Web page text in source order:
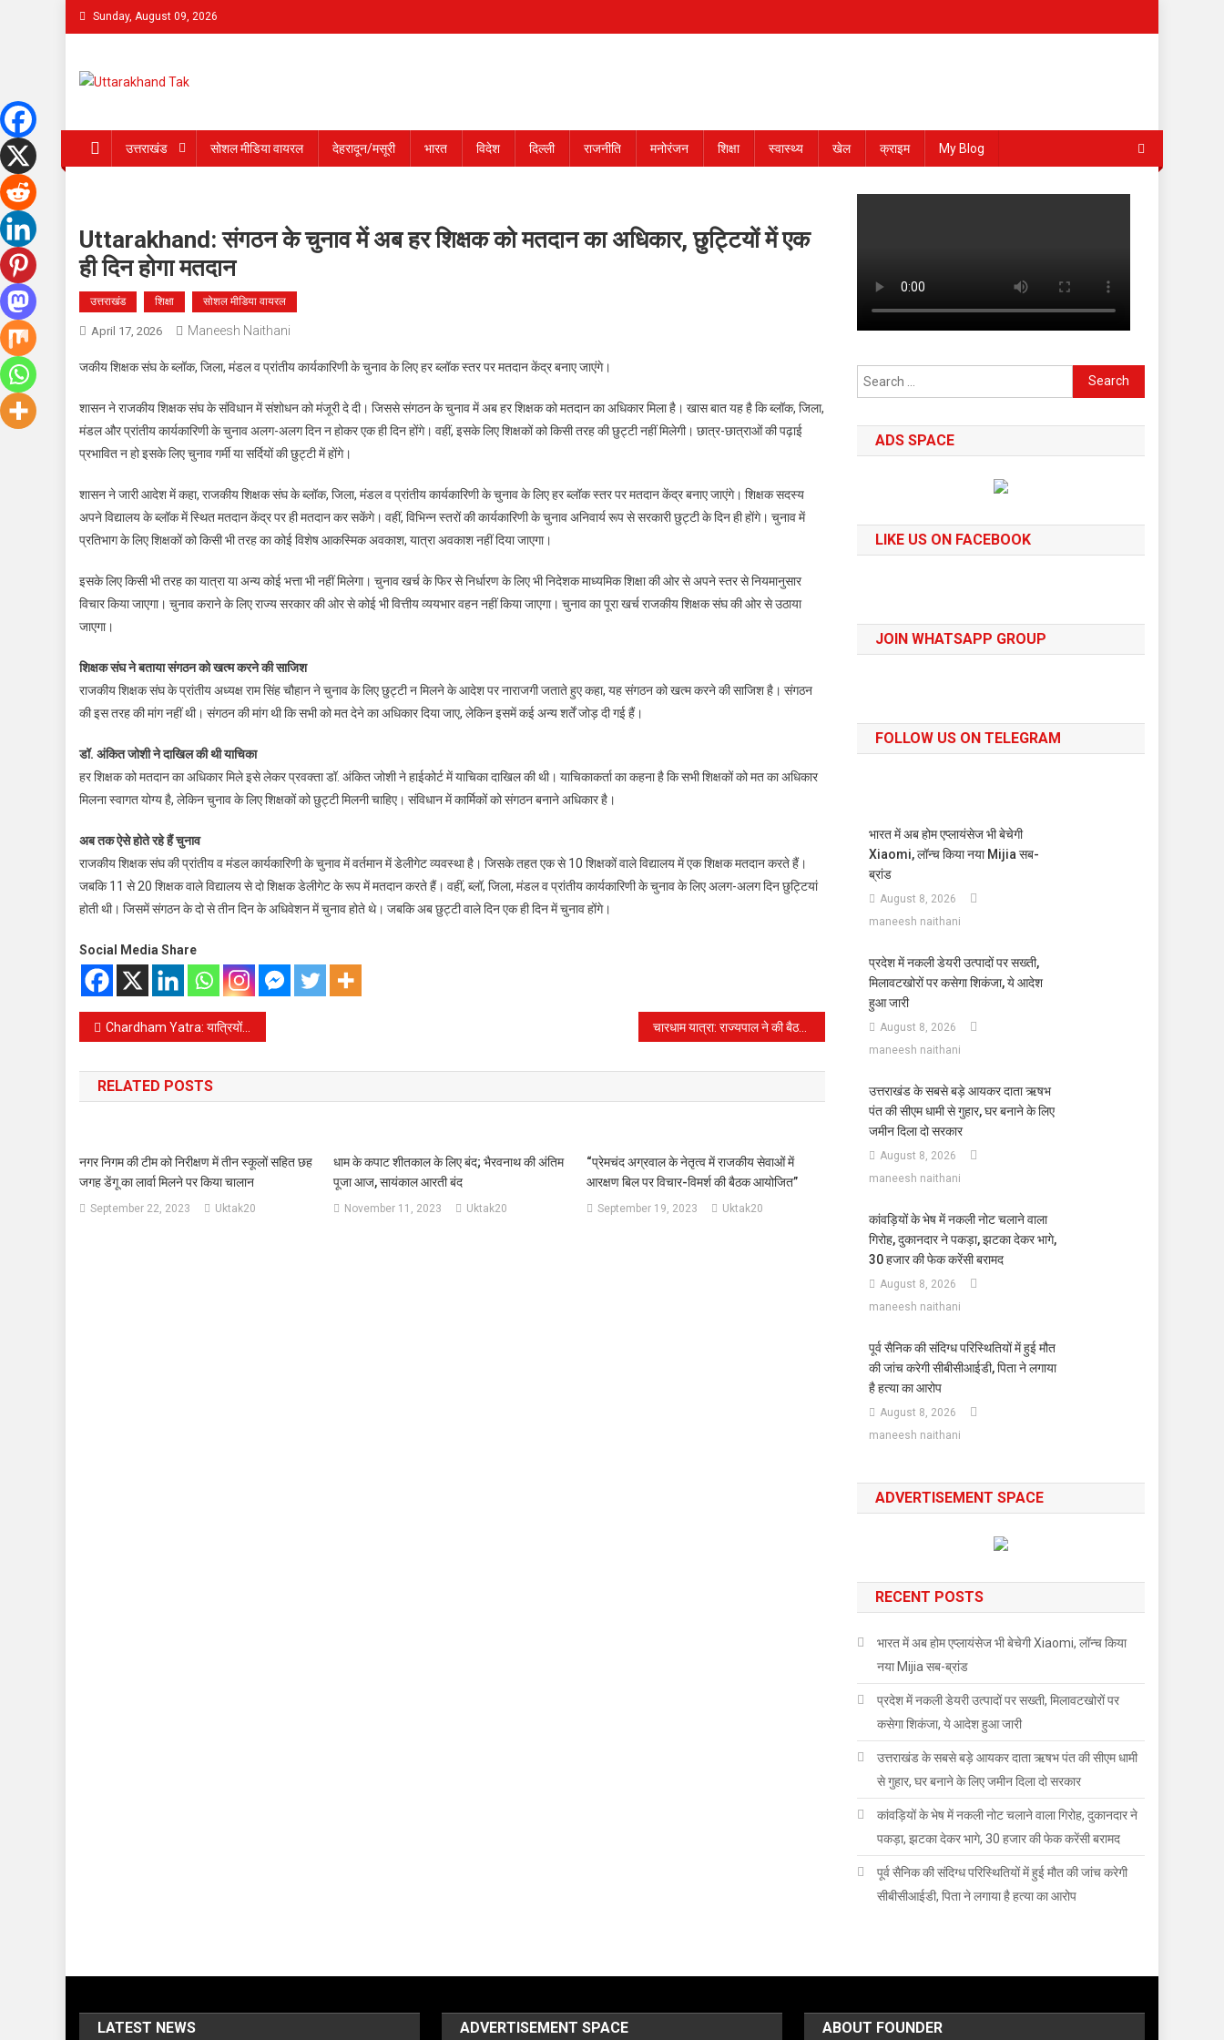
Skip
to
Sunday, August 09, 2026
उत्तराखंड सोशल मीडिया वायरल देहरादून/मसूरी भारत विदेश दिल्ली राजनीति मनोरंजन शिक्षा स्वास्थ्य खेल क्राइम My Blog
Uttarakhand: संगठन के चुनाव में अब हर शिक्षक को मतदान का अधिकार, छुट्टियों में एक
ही दिन होगा मतदान
उत्तराखंड शिक्षा सोशल मीडिया वायरल
April 17, 2026 Maneesh Naithani
जकीय शिक्षक संघ के ब्लॉक, जिला, मंडल व प्रांतीय कार्यकारिणी के चुनाव के लिए हर ब्लॉक स्तर पर मतदान केंद्र बनाए जाएंगे।
शासन ने राजकीय शिक्षक संघ के संविधान में संशोधन को मंजूरी दे दी। जिससे संगठन के चुनाव में अब हर शिक्षक को मतदान का अधिकार मिला है। खास बात यह है कि ब्लॉक, जिला,
मंडल और प्रांतीय कार्यकारिणी के चुनाव अलग-अलग दिन न होकर एक ही दिन होंगे। वहीं, इसके लिए शिक्षकों को किसी तरह की छुट्टी नहीं मिलेगी। छात्र-छात्राओं की पढ़ाई
प्रभावित न हो इसके लिए चुनाव गर्मी या सर्दियों की छुट्टी में होंगे।
शासन ने जारी आदेश में कहा, राजकीय शिक्षक संघ के ब्लॉक, जिला, मंडल व प्रांतीय कार्यकारिणी के चुनाव के लिए हर ब्लॉक स्तर पर मतदान केंद्र बनाए जाएंगे। शिक्षक सदस्य
अपने विद्यालय के ब्लॉक में स्थित मतदान केंद्र पर ही मतदान कर सकेंगे। वहीं, विभिन्न स्तरों की कार्यकारिणी के चुनाव अनिवार्य रूप से सरकारी छुट्टी के दिन ही होंगे। चुनाव में
प्रतिभाग के लिए शिक्षकों को किसी भी तरह का कोई विशेष आकस्मिक अवकाश, यात्रा अवकाश नहीं दिया जाएगा।
इसके लिए किसी भी तरह का यात्रा या अन्य कोई भत्ता भी नहीं मिलेगा। चुनाव खर्च के फिर से निर्धारण के लिए भी निदेशक माध्यमिक शिक्षा की ओर से अपने स्तर से नियमानुसार
विचार किया जाएगा। चुनाव कराने के लिए राज्य सरकार की ओर से कोई भी वित्तीय व्ययभार वहन नहीं किया जाएगा। चुनाव का पूरा खर्च राजकीय शिक्षक संघ की ओर से उठाया
जाएगा।
शिक्षक संघ ने बताया संगठन को खत्म करने की साजिश
राजकीय शिक्षक संघ के प्रांतीय अध्यक्ष राम सिंह चौहान ने चुनाव के लिए छुट्टी न मिलने के आदेश पर नाराजगी जताते हुए कहा, यह संगठन को खत्म करने की साजिश है। संगठन
की इस तरह की मांग नहीं थी। संगठन की मांग थी कि सभी को मत देने का अधिकार दिया जाए, लेकिन इसमें कई अन्य शर्तें जोड़ दी गई हैं।
डॉ. अंकित जोशी ने दाखिल की थी याचिका
हर शिक्षक को मतदान का अधिकार मिले इसे लेकर प्रवक्ता डॉ. अंकित जोशी ने हाईकोर्ट में याचिका दाखिल की थी। याचिकाकर्ता का कहना है कि सभी शिक्षकों को मत का अधिकार
मिलना स्वागत योग्य है, लेकिन चुनाव के लिए शिक्षकों को छुट्टी मिलनी चाहिए। संविधान में कार्मिकों को संगठन बनाने अधिकार है।
अब तक ऐसे होते रहे हैं चुनाव
राजकीय शिक्षक संघ की प्रांतीय व मंडल कार्यकारिणी के चुनाव में वर्तमान में डेलीगेट व्यवस्था है। जिसके तहत एक से 10 शिक्षकों वाले विद्यालय में एक शिक्षक मतदान करते हैं।
जबकि 11 से 20 शिक्षक वाले विद्यालय से दो शिक्षक डेलीगेट के रूप में मतदान करते हैं। वहीं, ब्लॉ, जिला, मंडल व प्रांतीय कार्यकारिणी के चुनाव के लिए अलग-अलग दिन छुट्टियां
होती थी। जिसमें संगठन के दो से तीन दिन के अधिवेशन में चुनाव होते थे। जबकि अब छुट्टी वाले दिन एक ही दिन में चुनाव होंगे।
Social Media Share
Post
navigation
Chardham Yatra: यात्रियों के लिए 13 भाषाओं में गाइडलाइन जारी, इन बातों का रखें ध्यान, ये हैं हेल्पलाइन नंबर चारधाम यात्रा: राज्यपाल ने की बैठक, कहा-साइबर अपराध, फर्जी हेली टिकट-होटल बुकिंग धोखाधड़ी से सख्ती से निपटें
RELATED POSTS
नगर निगम की टीम को निरीक्षण में तीन स्कूलों सहित छह
जगह डेंगू का लार्वा मिलने पर किया चालान
September 22, 2023 Uktak20
धाम के कपाट शीतकाल के लिए बंद; भैरवनाथ की अंतिम
पूजा आज, सायंकाल आरती बंद
November 11, 2023 Uktak20
“प्रेमचंद अग्रवाल के नेतृत्व में राजकीय सेवाओं में
आरक्षण बिल पर विचार-विमर्श की बैठक आयोजित”
September 19, 2023 Uktak20
Search
for:
ADS SPACE
LIKE US ON FACEBOOK
JOIN WHATSAPP GROUP
FOLLOW US ON TELEGRAM
भारत में अब होम एप्लायंसेज भी बेचेगी
Xiaomi, लॉन्च किया नया Mijia सब-
ब्रांड
August 8, 2026
maneesh naithani
प्रदेश में नकली डेयरी उत्पादों पर सख्ती,
मिलावटखोरों पर कसेगा शिकंजा, ये आदेश
हुआ जारी
August 8, 2026
maneesh naithani
उत्तराखंड के सबसे बड़े आयकर दाता ऋषभ
पंत की सीएम धामी से गुहार, घर बनाने के लिए
जमीन दिला दो सरकार
August 8, 2026
maneesh naithani
कांवड़ियों के भेष में नकली नोट चलाने वाला
गिरोह, दुकानदार ने पकड़ा, झटका देकर भागे,
30 हजार की फेक करेंसी बरामद
August 8, 2026
maneesh naithani
पूर्व सैनिक की संदिग्ध परिस्थितियों में हुई मौत
की जांच करेगी सीबीसीआईडी, पिता ने लगाया
है हत्या का आरोप
August 8, 2026
maneesh naithani
ADVERTISEMENT SPACE
RECENT POSTS
भारत में अब होम एप्लायंसेज भी बेचेगी Xiaomi, लॉन्च किया
नया Mijia सब-ब्रांड
प्रदेश में नकली डेयरी उत्पादों पर सख्ती, मिलावटखोरों पर
कसेगा शिकंजा, ये आदेश हुआ जारी
उत्तराखंड के सबसे बड़े आयकर दाता ऋषभ पंत की सीएम धामी
से गुहार, घर बनाने के लिए जमीन दिला दो सरकार
कांवड़ियों के भेष में नकली नोट चलाने वाला गिरोह, दुकानदार ने
पकड़ा, झटका देकर भागे, 30 हजार की फेक करेंसी बरामद
पूर्व सैनिक की संदिग्ध परिस्थितियों में हुई मौत की जांच करेगी
सीबीसीआईडी, पिता ने लगाया है हत्या का आरोप
LATEST NEWS ADVERTISEMENT SPACE ABOUT FOUNDER